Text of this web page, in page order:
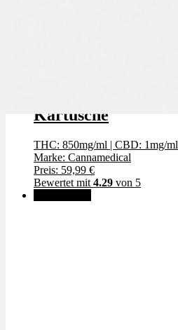
Kartusche
THC: 850mg/ml | CBD: 1mg/ml
Marke: Cannamedical
Preis: 59,99 €
Bewertet mit 4.29 von 5